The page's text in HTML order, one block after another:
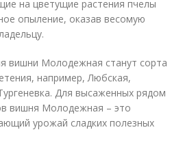
на цветущие растения пчелы
опыление, оказав весомую
вишни Молодежная станут сорта
например, Любская,
Для высаженных рядом
вишня Молодежная – это
урожай сладких полезных